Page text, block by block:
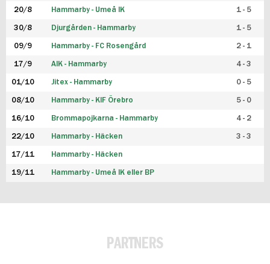
20/8 Hammarby - Umeå IK 1 - 5
30/8 Djurgården - Hammarby 1 - 5
09/9 Hammarby - FC Rosengård 2 - 1
17/9 AIK - Hammarby 4 - 3
01/10 Jitex - Hammarby 0 - 5
08/10 Hammarby - KIF Örebro 5 - 0
16/10 Brommapojkarna - Hammarby 4 - 2
22/10 Hammarby - Häcken 3 - 3
17/11 Hammarby - Häcken
19/11 Hammarby - Umeå IK eller BP
PARTNERS